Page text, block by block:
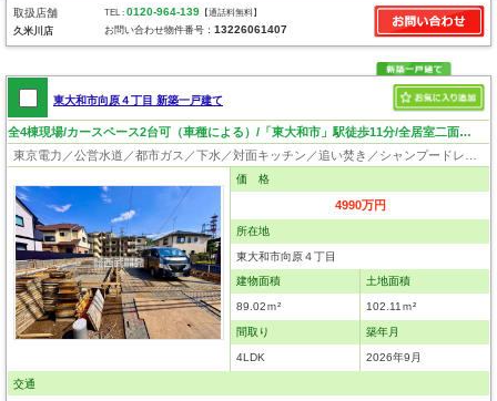
取扱店舗
久米川店
TEL :0120-964-139 【通話料無料】
お問い合わせ物件番号：13226061407
東大和市向原４丁目 新築一戸建て
全4棟現場/カースペース2台可（車種による）/「東大和市」駅徒歩11分/全居室二面採光の4LDK！
価 格
4990万円
所在地
東大和市向原４丁目
建物面積
89.02ｍ²
土地面積
102.11ｍ²
間取り
4LDK
築年月
2026年9月
交通